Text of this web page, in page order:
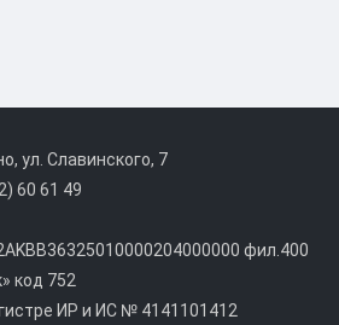
ул. Славинского, 7
60 61 49
фил.400
код 752
ИР и ИС № 4141101412